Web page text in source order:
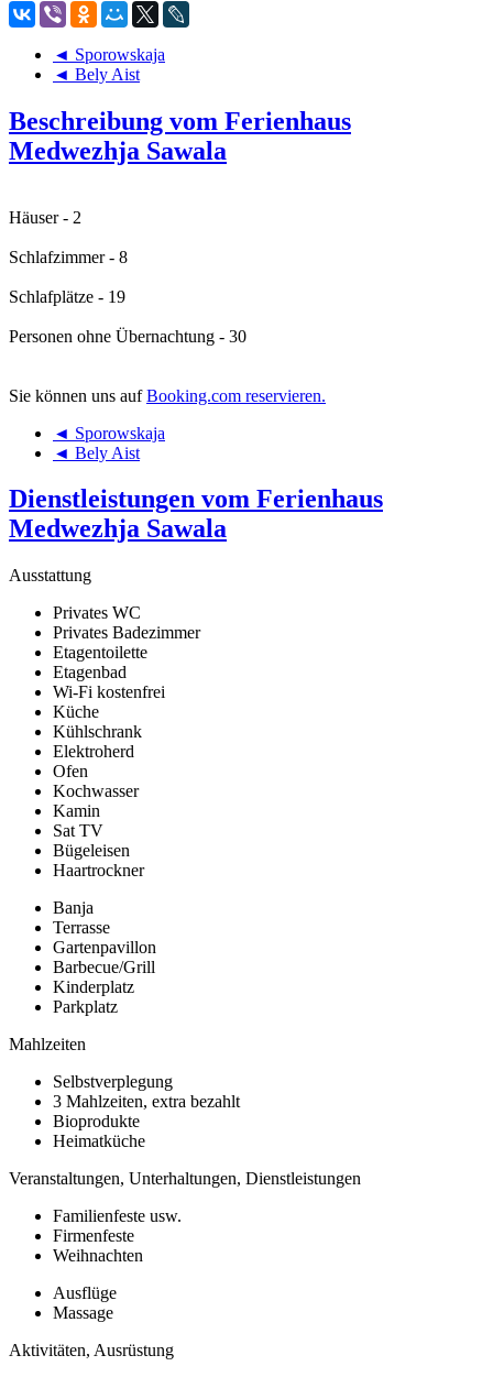
◄ Sporowskaja
◄ Bely Aist
Beschreibung vom Ferienhaus
Medwezhja Sawala
Häuser - 2
Schlafzimmer - 8
Schlafplätze - 19
Personen ohne Übernachtung - 30
Sie können uns aufBooking.com reservieren.
◄ Sporowskaja
◄ Bely Aist
Dienstleistungen vom Ferienhaus
Medwezhja Sawala
Ausstattung
Privates WC
Privates Badezimmer
Etagentoilette
Etagenbad
Wi-Fi kostenfrei
Küche
Kühlschrank
Elektroherd
Ofen
Kochwasser
Kamin
Sat TV
Bügeleisen
Haartrockner
Banja
Terrasse
Gartenpavillon
Barbecue/Grill
Kinderplatz
Parkplatz
Mahlzeiten
Selbstverplegung
3 Mahlzeiten, extra bezahlt
Bioprodukte
Heimatküche
Veranstaltungen, Unterhaltungen, Dienstleistungen
Familienfeste usw.
Firmenfeste
Weihnachten
Ausflüge
Massage
Aktivitäten, Ausrüstung